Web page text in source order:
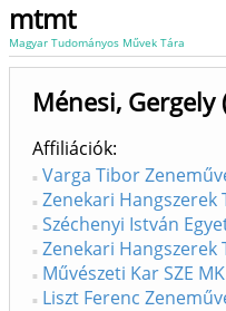
mtmt
Magyar Tudományos Művek Tára
Ménesi, Gergely
Affiliációk
Varga Tibor
Zenekari Hangszerek
Széchenyi István
Zenekari Hangszerek
Művészeti Kar SZE
Liszt Ferenc